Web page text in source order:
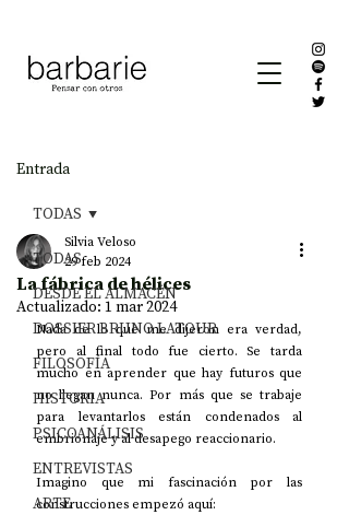
Entrada
TODAS
DESDE EL ALMACÉN
DOSSIER BRUNO LATOUR
FILOSOFÍA
HISTORIA
PSICOANÁLISIS
ENTREVISTAS
ARTE
TODAS
La fábrica de hélices
Silvia Veloso
29 feb 2024
Actualizado: 1 mar 2024
Nada de lo que me dijeron era verdad,
pero al final todo fue cierto. Se tarda
mucho en aprender que hay futuros que
no llegan nunca. Por más que se trabaje
para levantarlos están condenados al
embrionaje y al desapego reaccionario.
Imagino que mi fascinación por las
construcciones empezó aquí: